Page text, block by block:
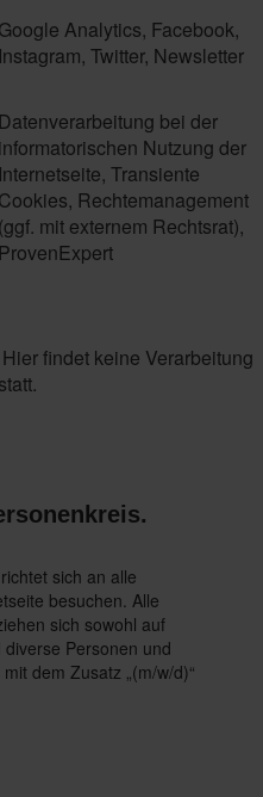
Google Analytics, Facebook,
Instagram, Twitter, Newsletter
Datenverarbeitung bei der
informatorischen Nutzung der
Internetseite, Transiente
Cookies, Rechtemanagement
(ggf. mit externem Rechtsrat),
ProvenExpert
Hier findet keine Verarbeitung
statt.
sich an alle
besuchen. Alle
sich sowohl auf
Personen und
dem Zusatz „(m/w/d)“